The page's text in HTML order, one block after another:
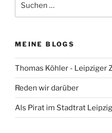
nach:
MEINE BLOGS
Thomas Köhler - Leipziger
Reden wir darüber
Als Pirat im Stadtrat Leipzig